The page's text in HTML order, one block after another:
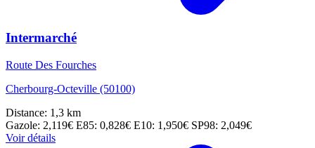
Intermarché
Route Des Fourches
Cherbourg-Octeville (50100)
Distance: 1,3 km
Gazole: 2,119€ E85: 0,828€ E10: 1,950€ SP98: 2,049€
Voir détails